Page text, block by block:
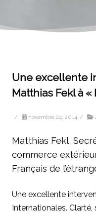
Une excellente
Matthias Fekl à
/ novembre 24, 2014 /
Matthias Fekl,
commerce
Français de
Une excellente
Internationales.